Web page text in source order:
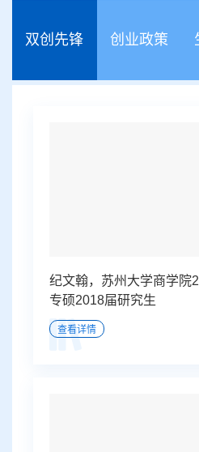
双创先锋 创业政策
纪文翰，苏州大学商学院
专硕2018届研究生
查看详情